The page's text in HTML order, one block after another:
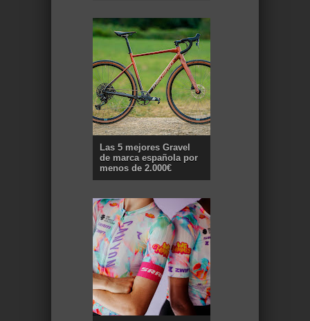
Las 5 mejores Gravel
de marca española por
menos de 2.000€